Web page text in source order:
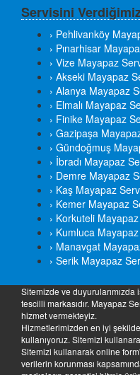
Servisini
› Pehlivanköy
› Pınarhisar
› Vize Mayapaz
› Akseki Mayapaz
› Alanya Mayapaz
› Elmalı Mayapaz
› Finike Mayapaz
› Gazipaşa
› Gündoğmuş
› İbradı Mayapaz
› Demre Mayapaz
› Kaş Mayapaz
› Kemer Mayapaz
› Korkuteli
› Kumluca
› Manavgat
› Serik Mayapaz
Sitemizde ve
tescilli markasıdır. Mayapaz
hizmet vermekteyiz.
Hizmetlerimizden en iyi
kullanıyoruz. Sitemizi
Sitemizi kullanarak online
verilerin korunması